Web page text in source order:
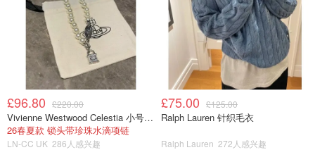
£96.80 £220.00
Vivienne Westwood Celestia 小号吊坠项链
26春夏款 锁头带珍珠水滴项链
LN-CC UK 286人感兴趣
£75.00 £125.00
Ralph Lauren 针织毛衣
Ralph Lauren 272人感兴趣